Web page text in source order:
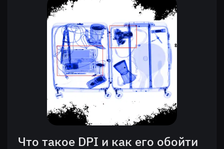
Что такое DPI и как его обойти